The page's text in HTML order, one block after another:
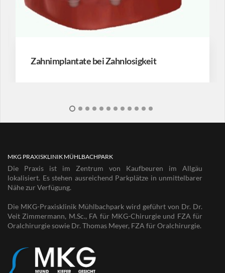
Zahnimplantate bei Zahnlosigkeit
MKG PRAXISKLINIK MÜHLBACHPARK
Die Praxis ist im Zentrum von Kaufbeuren im Allgäu
lokalisiert. Es stehen ausreichend Parkplätze in unmittelbarer
Nähe zur Verfügung.
Die MKG-Praxisklinik Mühlbachpark wird geführt von Dr. Dr.
Veit Zimmermann, M.Sc., FA für MKG-Chirurgie und FZA für
Oralchirurgie sowie Dr. Thomas Meyer, FZA für Oralchirurgie.